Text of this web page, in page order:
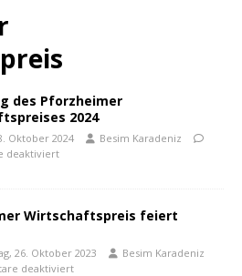
des Pforzheimer
2024
Oktober 2024
Besim Karadeniz
deaktiviert
Wirtschaftspreis feiert
26. Oktober 2023
Besim Karadeniz
deaktiviert